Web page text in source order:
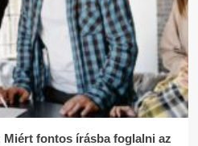
fontos írásba foglalni az